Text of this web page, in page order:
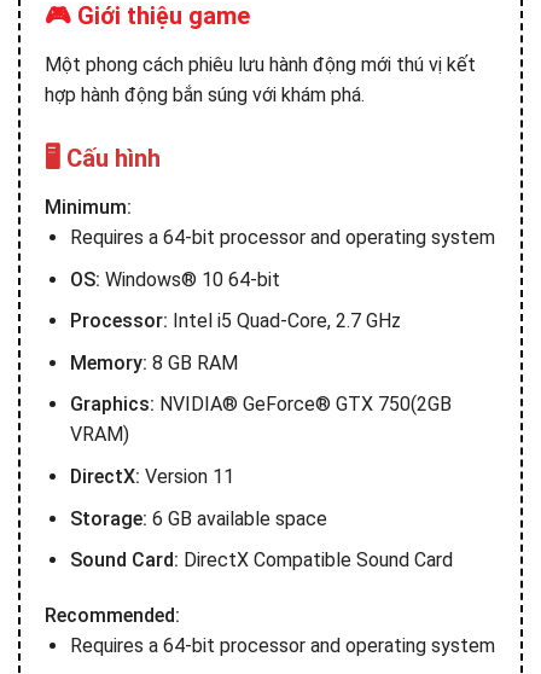
🎮 Giới thiệu game
Một phong cách phiêu lưu hành động mới thú vị kết
hợp hành động bắn súng với khám phá.
🖥️ Cấu hình
Minimum:
Requires a 64-bit processor and operating system
OS: Windows® 10 64-bit
Processor: Intel i5 Quad-Core, 2.7 GHz
Memory: 8 GB RAM
Graphics: NVIDIA® GeForce® GTX 750(2GB
VRAM)
DirectX: Version 11
Storage: 6 GB available space
Sound Card: DirectX Compatible Sound Card
Recommended:
Requires a 64-bit processor and operating system